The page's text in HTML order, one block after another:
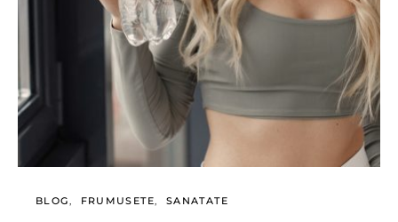
BLOG FRUMUSETE SANATATE